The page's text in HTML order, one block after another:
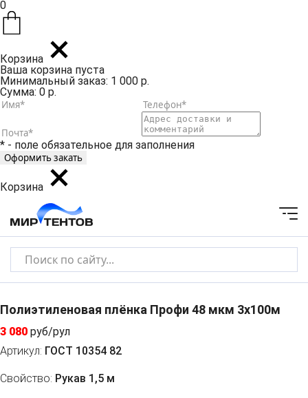
0
Корзина
Ваша корзина пуста
Минимальный заказ: 1 000 р.
Сумма: 0 р.
* - поле обязательное для заполнения
Корзина
Полиэтиленовая плёнка Профи 48 мкм 3x100м
3 080 руб/рул
Артикул: ГОСТ 10354 82
Свойство: Рукав 1,5 м